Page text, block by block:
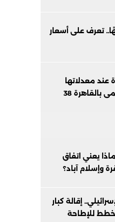
بنسبة 20 جنيهًا.. تعرف على أسعار
عند معدلاتها
بالقاهرة 38
يعني اتفاق
وإسلام آباد؟
إقالة كبار
للإطاحة